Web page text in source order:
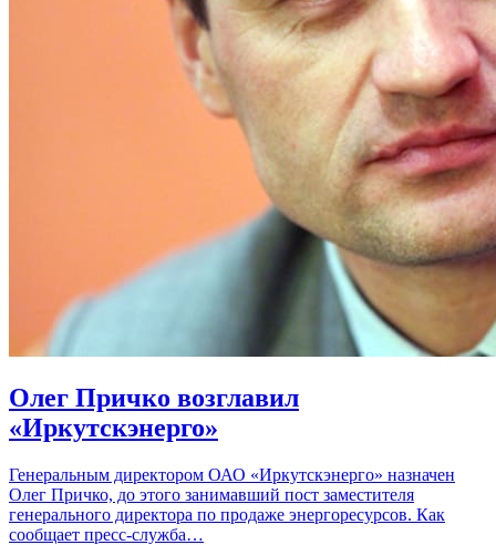
Олег Причко возглавил
«Иркутскэнерго»
Генеральным директором ОАО «Иркутскэнерго» назначен
Олег Причко, до этого занимавший пост заместителя
генерального директора по продаже энергоресурсов. Как
сообщает пресс-служба…